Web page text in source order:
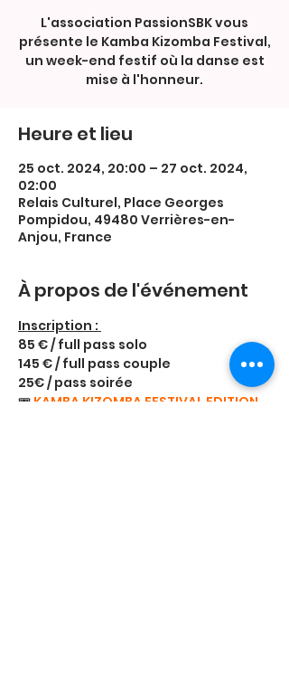
L'association PassionSBK vous
présente le Kamba Kizomba Festival,
un week-end festif où la danse est
mise à l'honneur.
Heure et lieu
25 oct. 2024, 20:00 – 27 oct. 2024,
02:00
Relais Culturel, Place Georges
Pompidou, 49480 Verrières-en-
Anjou, France
À propos de l'événement
Inscription :
85 € / full pass solo
145 € / full pass couple
25€ / pass soirée
🎟️ KAMBA KIZOMBA FESTIVAL EDITION